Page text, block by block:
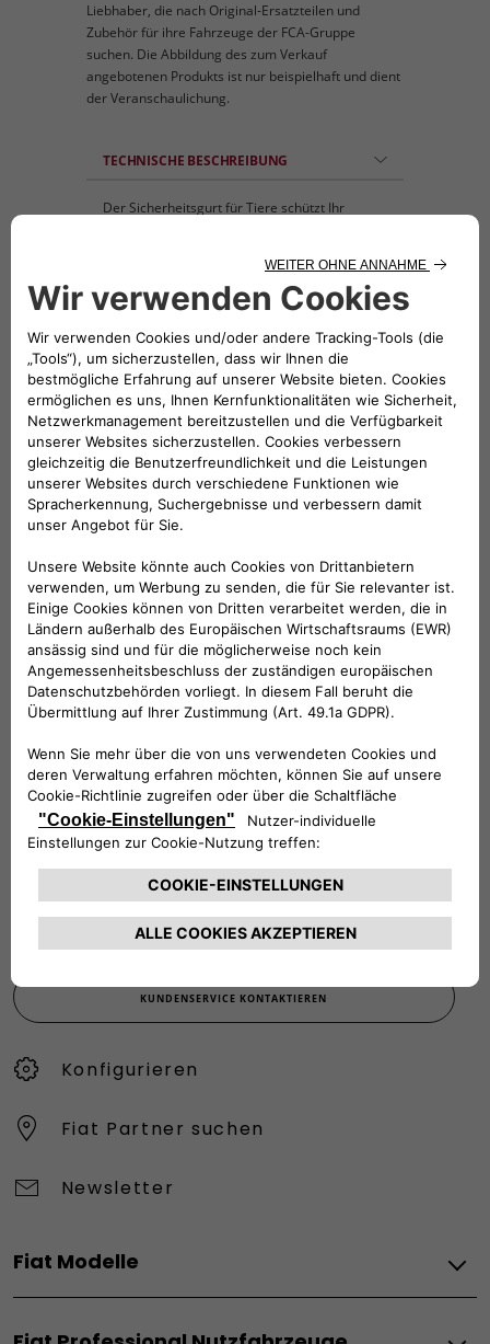
Liebhaber, die nach Original-Ersatzteilen und
Zubehör für ihre Fahrzeuge der FCA-Gruppe
suchen. Die Abbildung des zum Verkauf
angebotenen Produkts ist nur beispielhaft und dient
der Veranschaulichung.
TECHNISCHE BESCHREIBUNG
Der Sicherheitsgurt für Tiere schützt Ihr
Gurtschloss im Fahrzeug, das andere ans
Geschirr des Haustieres angeschlossen. –
Länge: 35 bis 65 cm, problemlos verstellbar.
Breite: 2,5 cm, schwarz Material: PP-Gurtband
und POM-Kunststoff Geeignet für kleine,
mittelgroße und große Hunde
KOMPATIBLE FAHRZEUGE
Folge uns
VERKAUFSBERATUNG​:
Werktags Montag - Freitag: 09:00 – 18:00 Uhr
KUNDENSERVICE:
Werktags Montag - Freitag: 08:30 – 17:30 Uhr
00 800 342 800 00
KUNDENSERVICE KONTAKTIEREN
Konfigurieren​
Fiat Partner suchen
Newsletter
Fiat Modelle